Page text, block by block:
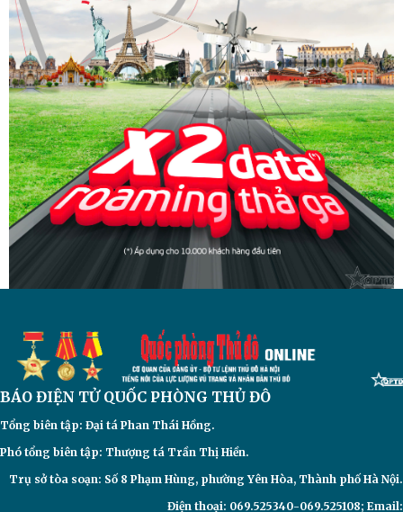
BÁO ĐIỆN TỬQUỐC PHÒNG THỦ ĐÔ
Tổng biên tập: Đại tá Phan Thái Hồng.
Phó tổng biên tập: Thượng tá Trần Thị Hiền.
Trụ sở tòa soạn: Số 8 Phạm Hùng, phường Yên Hòa, Thành phố Hà Nội.
Điện thoại: 069.525340-069.525108; Email: